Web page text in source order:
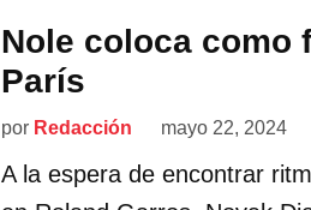
Nole coloca como
París
por Redacción mayo 22, 2024
A la espera de encontrar